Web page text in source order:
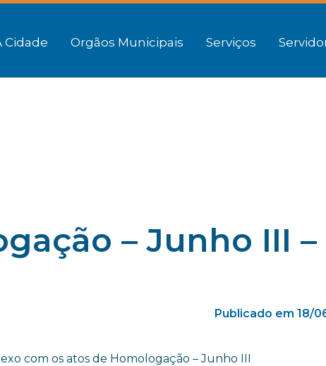
Cidade Orgãos Municipais Serviços
– Junho III –
Publicado em 18/
com os atos de Homologação – Junho III